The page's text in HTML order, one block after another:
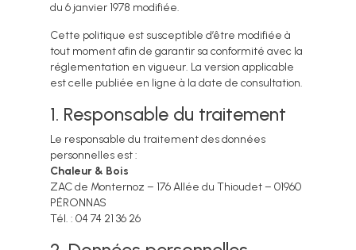
du 6 janvier 1978 modifiée.
Cette politique est susceptible d’être modifiée à
tout moment afin de garantir sa conformité avec la
réglementation en vigueur. La version applicable
est celle publiée en ligne à la date de consultation.
1. Responsable du traitement
Le responsable du traitement des données
personnelles est :
Chaleur & Bois
ZAC de Monternoz – 176 Allée du Thioudet – 01960
PÉRONNAS
Tél. : 04 74 21 36 26